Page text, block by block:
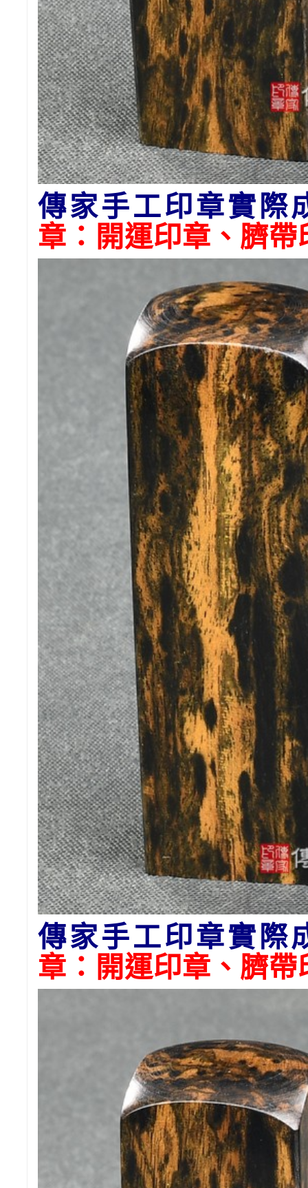
傳家手工印章實際
章：開運印章、臍
傳家手工印章實際
章：開運印章、臍